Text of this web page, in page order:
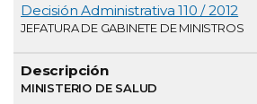
Decisión Administrativa 110 / 2012
JEFATURA DE GABINETE DE MINISTROS
MINISTERIO DE SALUD